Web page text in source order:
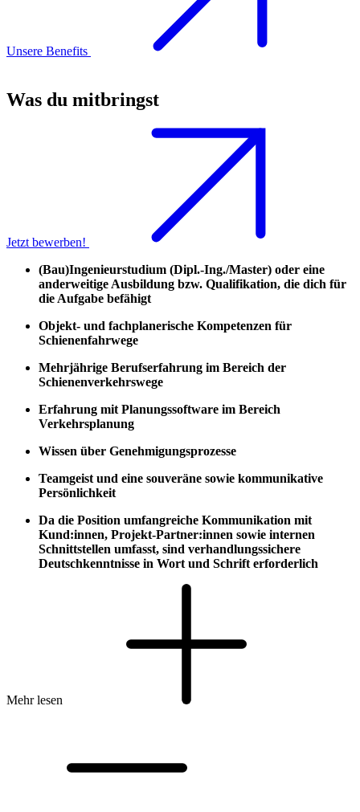
Unsere Benefits
Was du mitbringst
Jetzt bewerben!
(Bau)Ingenieurstudium (Dipl.-Ing./Master) oder eine
anderweitige Ausbildung bzw. Qualifikation, die dich für
die Aufgabe befähigt
Objekt- und fachplanerische Kompetenzen für
Schienenfahrwege
Mehrjährige Berufserfahrung im Bereich der
Schienenverkehrswege
Erfahrung mit Planungssoftware im Bereich
Verkehrsplanung
Wissen über Genehmigungsprozesse
Teamgeist und eine souveräne sowie kommunikative
Persönlichkeit
Da die Position umfangreiche Kommunikation mit
Kund:innen, Projekt-Partner:innen sowie internen
Schnittstellen umfasst, sind verhandlungssichere
Deutschkenntnisse in Wort und Schrift erforderlich
Mehr lesen